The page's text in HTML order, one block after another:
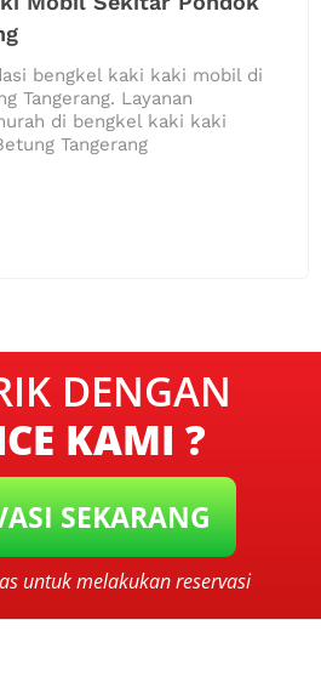
bengkel kaki kaki mobil di
Tangerang. Layanan
di bengkel kaki kaki
Tangerang
DENGAN
KAMI ?
SEKARANG
untuk melakukan reservasi